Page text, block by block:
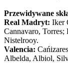
Przewidywane
Real Madryt: Iker
Cannavaro,
Nistelrooy.
Valencia:
Albelda, Albiol,